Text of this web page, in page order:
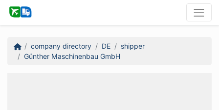
company directory DE
shipper
Günther Maschinenbau GmbH